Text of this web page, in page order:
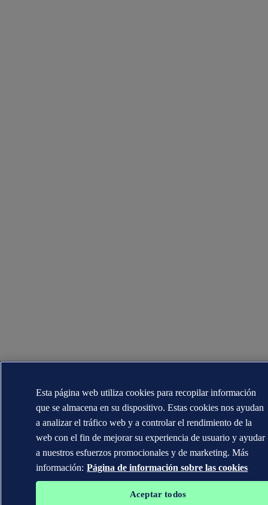
Esta página web utiliza cookies para recopilar información
que se almacena en su dispositivo. Estas cookies nos ayudan
a analizar el tráfico web y a controlar el rendimiento de la
web con el fin de mejorar su experiencia de usuario y ayudar
a nuestros esfuerzos promocionales y de marketing. Más
información: Página de información sobre las cookies
Aceptar todos